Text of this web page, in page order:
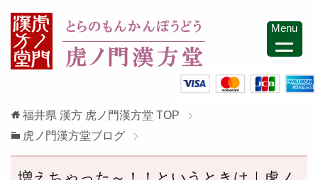
福井県 漢方 虎ノ門漢方堂 TOP
虎ノ門漢方堂ブログ
Menu